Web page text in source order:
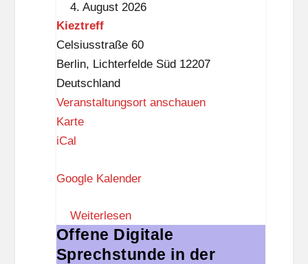
k
n
a
p
p
4. August 2026
Kieztreff
Celsiusstraße 60
Berlin, Lichterfelde Süd 12207
Deutschland
Veranstaltungsort anschauen
KarteK
z
r
e
f
iCal
Google Kalender
Weiterlesen
Offene
Digitale
Offene Digitale
Sprechstunde in der